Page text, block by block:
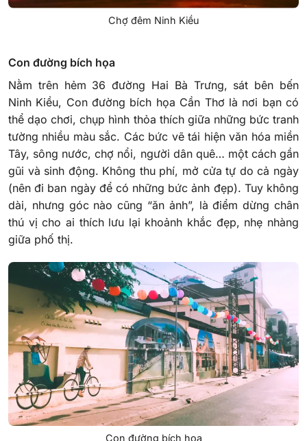
Chợ đêm Ninh Kiều
Con đường bích họa
Nằm trên hẻm 36 đường Hai Bà Trưng, sát bên bến
Ninh Kiều, Con đường bích họa Cần Thơ là nơi bạn có
thể dạo chơi, chụp hình thỏa thích giữa những bức tranh
tường nhiều màu sắc. Các bức vẽ tái hiện văn hóa miền
Tây, sông nước, chợ nổi, người dân quê… một cách gần
gũi và sinh động. Không thu phí, mở cửa tự do cả ngày
(nên đi ban ngày để có những bức ảnh đẹp). Tuy không
dài, nhưng góc nào cũng “ăn ảnh”, là điểm dừng chân
thú vị cho ai thích lưu lại khoảnh khắc đẹp, nhẹ nhàng
giữa phố thị.
Con đường bích họa